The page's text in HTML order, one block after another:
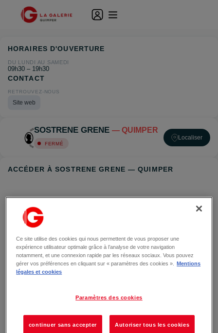
SOSTRENE GRENE — QUIMPER
FERMÉ
Localiser
ACCÉDER À SOSTRENE GRENE — QUIMPER
HORAIRES D'OUVERTURE
DU LUNDI AU SAMEDI
09h30 – 19h30
CONTACT
RETROUVEZ-NOUS
Site web
Ce site utilise des cookies qui nous permettent de vous proposer une
expérience utilisateur optimale grâce à l’analyse de votre navigation
notamment, et une connexion rapide par les réseaux sociaux. Vous pouvez
gérer vos préférences en cliquant sur « paramètres des cookies ».
Mentions
légales et cookies
Paramètres des cookies
continuer sans accepter Autoriser tous les cookies